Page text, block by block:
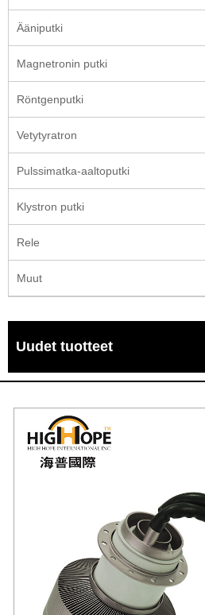
Ääniputki
Magnetronin putki
Röntgenputki
Vetytyratron
Pulssimatka-aaltoputki
Klystron putki
Rele
Muut
Uudet tuotteet